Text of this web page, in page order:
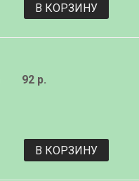
В КОРЗИНУ
92 р.
В КОРЗИНУ